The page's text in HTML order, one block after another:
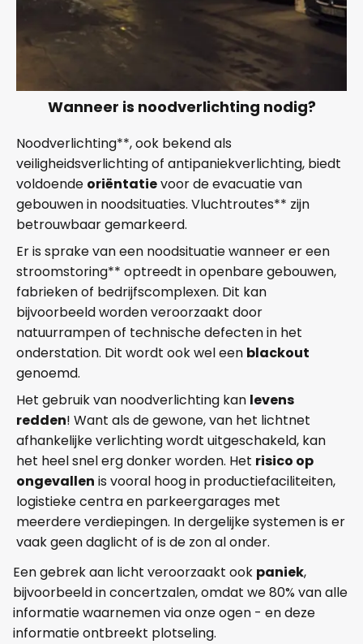
Wanneer is noodverlichting nodig?
Noodverlichting**, ook bekend als
veiligheidsverlichting of antipaniekverlichting, biedt
voldoende oriëntatievoor de evacuatie van
gebouwen in noodsituaties. Vluchtroutes** zijn
betrouwbaar gemarkeerd.
Er is sprake van een noodsituatie wanneer er een
stroomstoring** optreedt in openbare gebouwen,
fabrieken of bedrijfscomplexen. Dit kan
bijvoorbeeld worden veroorzaakt door
natuurrampen of technische defecten in het
onderstation. Dit wordt ook wel een blackout
genoemd.
Het gebruik van noodverlichting kan levens
redden! Want als de gewone, van het lichtnet
afhankelijke verlichting wordt uitgeschakeld, kan
het heel snel erg donker worden. Het risico op
ongevallen is vooral hoog in productiefaciliteiten,
logistieke centra en parkeergarages met
meerdere verdiepingen. In dergelijke systemen is er
vaak geen daglicht of is de zon al onder.
Een gebrek aan licht veroorzaakt ook paniek,
bijvoorbeeld in concertzalen, omdat we 80% van alle
informatie waarnemen via onze ogen - en deze
informatie ontbreekt plotseling.